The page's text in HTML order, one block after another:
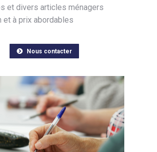
et divers articles ménagers
et à prix abordables
Nous contacter